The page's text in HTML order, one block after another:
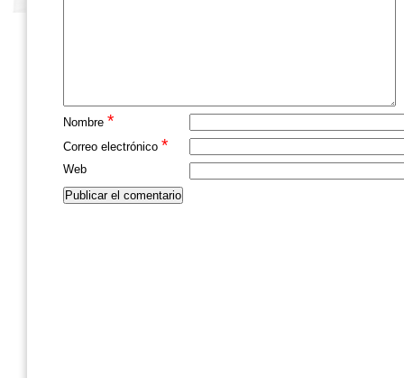
Nombre *
Correo electrónico *
Web